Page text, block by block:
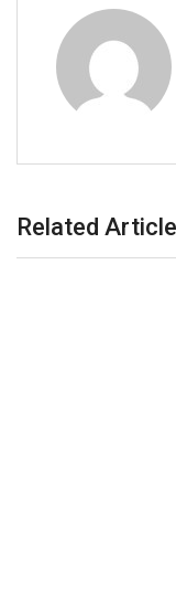
Related